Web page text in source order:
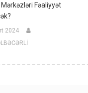
Fəaliyyət
2024